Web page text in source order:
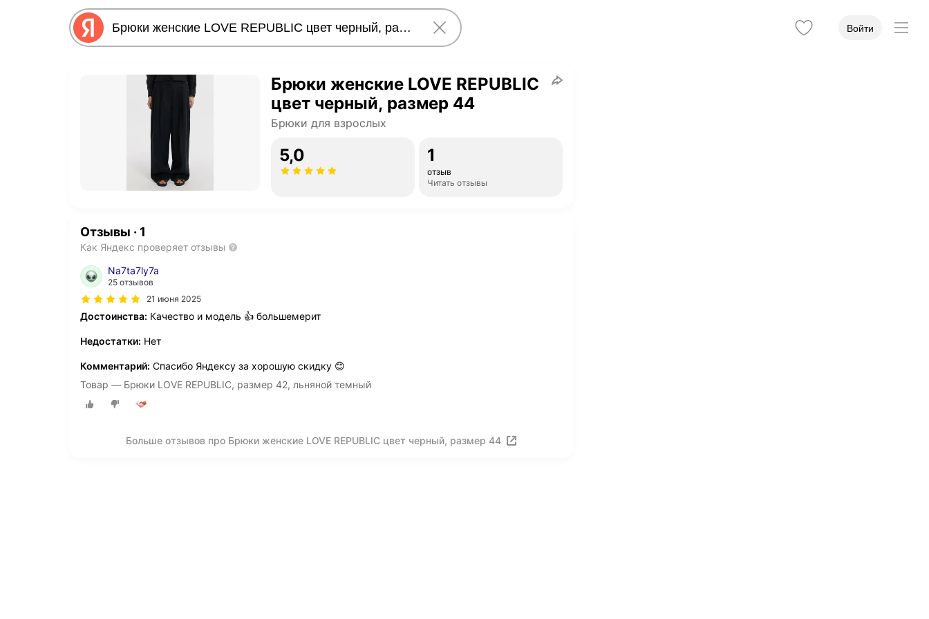
Войти
Брюки женские LOVE REPUBLIC
цвет черный, размер 44
Брюки для взрослых
5,0 1
отзыв
Читать отзывы
Отзывы · 1
Как Яндекс проверяет отзывы
Na7ta7ly7a
25 отзывов
21 июня 2025
Достоинства: Качество и модель 👍 большемерит
Недостатки: Нет
Комментарий: Спасибо Яндексу за хорошую скидку 😊
Товар — Брюки LOVE REPUBLIC, размер 42, льняной темный
Больше отзывов про Брюки женские LOVE REPUBLIC цвет черный, размер 44